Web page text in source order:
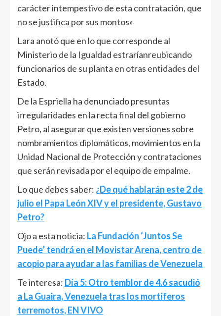
carácter intempestivo de esta contratación, que
no se justifica por sus montos»
Lara anotó que en lo que corresponde al
Ministerio de la Igualdad estraríanreubicando
funcionarios de su planta en otras entidades del
Estado.
De la Espriella ha denunciado presuntas
irregularidades en la recta final del gobierno
Petro, al asegurar que existen versiones sobre
nombramientos diplomáticos, movimientos en la
Unidad Nacional de Protección y contrataciones
que serán revisada por el equipo de empalme.
Lo que debes saber: ¿De qué hablarán este 2 de
julio el Papa León XIV y el presidente, Gustavo
Petro?
Ojo a esta noticia: La Fundación ‘Juntos Se
Puede’ tendrá en el Movistar Arena, centro de
acopio para ayudar a las familias de Venezuela
Te interesa: Día 5: Otro temblor de 4.6 sacudió
a La Guaira, Venezuela tras los mortíferos
terremotos, EN VIVO